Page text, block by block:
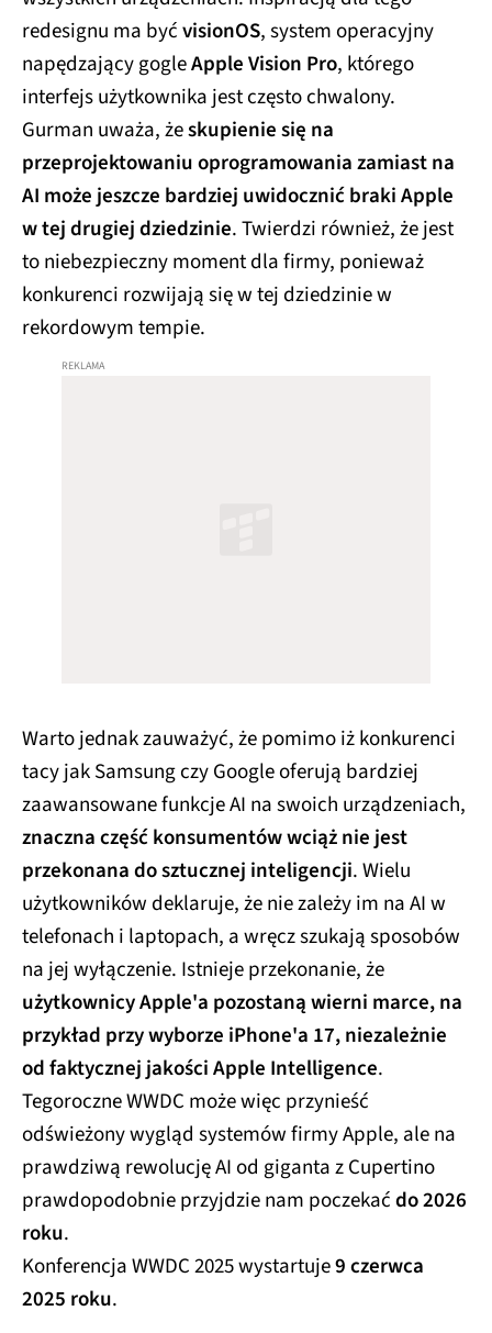
redesignu ma byćvisionOS, system operacyjny
napędzający gogleApple Vision Pro, którego
interfejs użytkownika jest często chwalony.
Gurman uważa, żeskupienie się na
przeprojektowaniu oprogramowania zamiast na
AI może jeszcze bardziej uwidocznić braki Apple
w tej drugiej dziedzinie. Twierdzi również, że jest
to niebezpieczny moment dla firmy, ponieważ
konkurenci rozwijają się w tej dziedzinie w
rekordowym tempie.
Warto jednak zauważyć, że pomimo iż konkurenci
tacy jak Samsung czy Google oferują bardziej
zaawansowane funkcje AI na swoich urządzeniach,
znaczna część konsumentów wciąż nie jest
przekonana do sztucznej inteligencji. Wielu
użytkowników deklaruje, że nie zależy im na AI w
telefonach i laptopach, a wręcz szukają sposobów
na jej wyłączenie. Istnieje przekonanie, że
użytkownicy Apple'a pozostaną wierni marce, na
przykład przy wyborze iPhone'a 17, niezależnie
od faktycznej jakości Apple Intelligence.
Tegoroczne WWDC może więc przynieść
odświeżony wygląd systemów firmy Apple, ale na
prawdziwą rewolucję AI od giganta z Cupertino
prawdopodobnie przyjdzie nam poczekaćdo 2026
roku.
Konferencja WWDC 2025 wystartuje9 czerwca
2025 roku.